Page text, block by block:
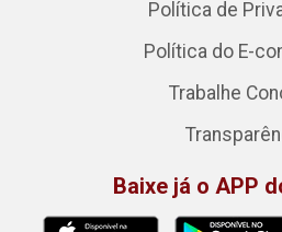
Política de
Política do E-
Trabalhe
Baixe já o APP